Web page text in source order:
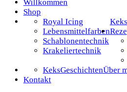
Willkommen
Shop
Royal Icing
Lebensmittelfarben
Schablonentechnik
Krakeliertechnik
Über
KeksGeschichten
Kontakt